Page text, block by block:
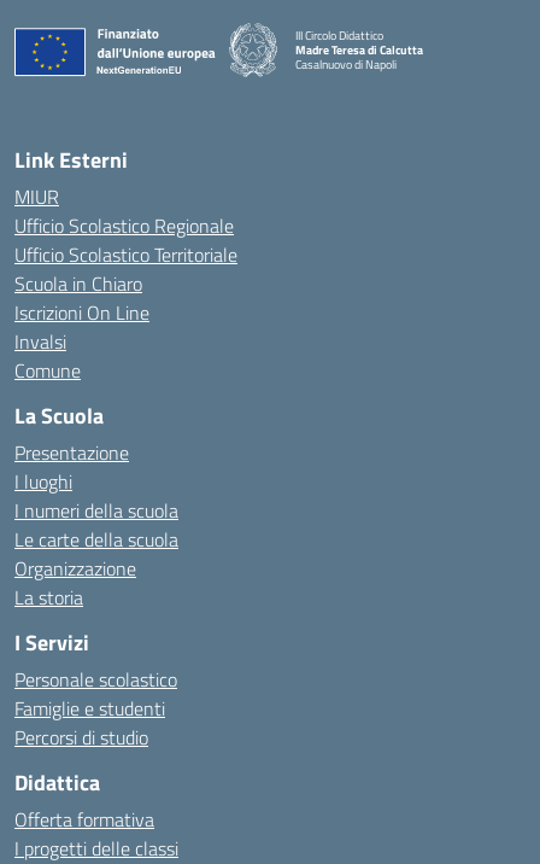
III Circolo Didattico
Madre Teresa di Calcutta
Casalnuovo di Napoli
— Visita la pagina iniziale della scuola
Link Esterni
MIUR
Ufficio Scolastico Regionale
Ufficio Scolastico Territoriale
Scuola in Chiaro
Iscrizioni On Line
Invalsi
Comune
La Scuola
Presentazione
I luoghi
I numeri della scuola
Le carte della scuola
Organizzazione
La storia
I Servizi
Personale scolastico
Famiglie e studenti
Percorsi di studio
Didattica
Offerta formativa
I progetti delle classi